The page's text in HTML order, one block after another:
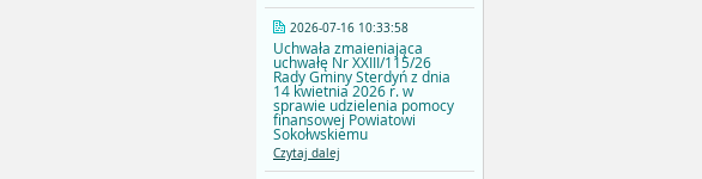
2026-07-16 10:33:58
Uchwała zmaieniająca
uchwałę Nr XXIII/115/26
Rady Gminy Sterdyń z dnia
14 kwietnia 2026 r. w
sprawie udzielenia pomocy
finansowej Powiatowi
Sokołwskiemu
Czytaj dalej